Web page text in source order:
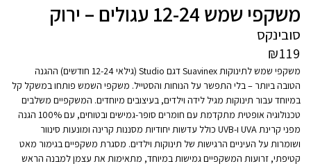
משקפי שמש 12-24 עגולים – ירוק
סובינקס
₪119
משקפי שמש לתינוקות Suavinex דגם Studio (גילאי 12-24 חודשים) ההגנה
הטובה ביותר – בלי התפשר על הנוחות והסטייל. משקפי השמש פותחו במשקל קל
במיוחד עבור תינוקות מגיל לידה וילדים, בעיצובים מיוחדים. המשקפיים משלבים
טכנולוגיה אופטית מתקדמת עם חומרים סופר-גמישים ובטוחים, עם 100% הגנה
מפני קרינת UVA ו-UVB כולל עדשות יחודיות מסננות קרינה ומונעות סינוור
ושומרות על העיניים הרגישות של תינוקות וילדים. מסגרת משקפיים בגימור מאט
קטיפתי, זרועות המשקפיים גמישות במיוחד, מתאימות את עצמן למבנה הראש